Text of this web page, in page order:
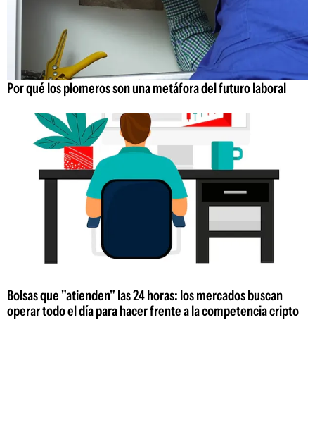
Por qué los plomeros son una metáfora del futuro laboral
Bolsas que "atienden" las 24 horas: los mercados buscan
operar todo el día para hacer frente a la competencia cripto